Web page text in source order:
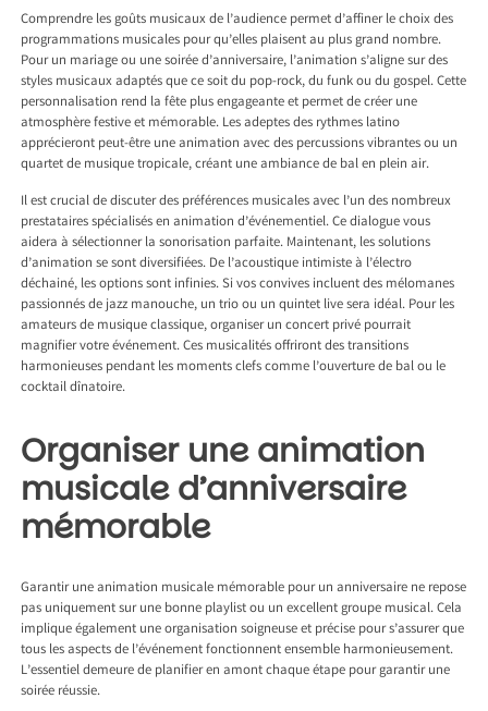
Comprendre les goûts musicaux de l’audience permet d’affiner le choix des
programmations musicales pour qu’elles plaisent au plus grand nombre.
Pour un mariage ou une soirée d’anniversaire, l’animation s’aligne sur des
styles musicaux adaptés que ce soit du pop-rock, du funk ou du gospel. Cette
personnalisation rend la fête plus engageante et permet de créer une
atmosphère festive et mémorable. Les adeptes des rythmes latino
apprécieront peut-être une animation avec des percussions vibrantes ou un
quartet de musique tropicale, créant une ambiance de bal en plein air.
Il est crucial de discuter des préférences musicales avec l’un des nombreux
prestataires spécialisés en animation d’événementiel. Ce dialogue vous
aidera à sélectionner la sonorisation parfaite. Maintenant, les solutions
d’animation se sont diversifiées. De l’acoustique intimiste à l’électro
déchainé, les options sont infinies. Si vos convives incluent des mélomanes
passionnés de jazz manouche, un trio ou un quintet live sera idéal. Pour les
amateurs de musique classique, organiser un concert privé pourrait
magnifier votre événement. Ces musicalités offriront des transitions
harmonieuses pendant les moments clefs comme l’ouverture de bal ou le
cocktail dînatoire.
Organiser une animation
musicale d’anniversaire
mémorable
Garantir une animation musicale mémorable pour un anniversaire ne repose
pas uniquement sur une bonne playlist ou un excellent groupe musical. Cela
implique également une organisation soigneuse et précise pour s’assurer que
tous les aspects de l’événement fonctionnent ensemble harmonieusement.
L’essentiel demeure de planifier en amont chaque étape pour garantir une
soirée réussie.